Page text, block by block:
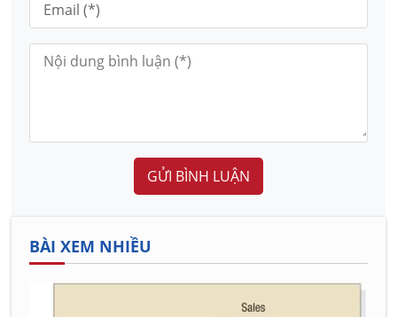
GỬI BÌNH LUẬN
BÀI XEM NHIỀU